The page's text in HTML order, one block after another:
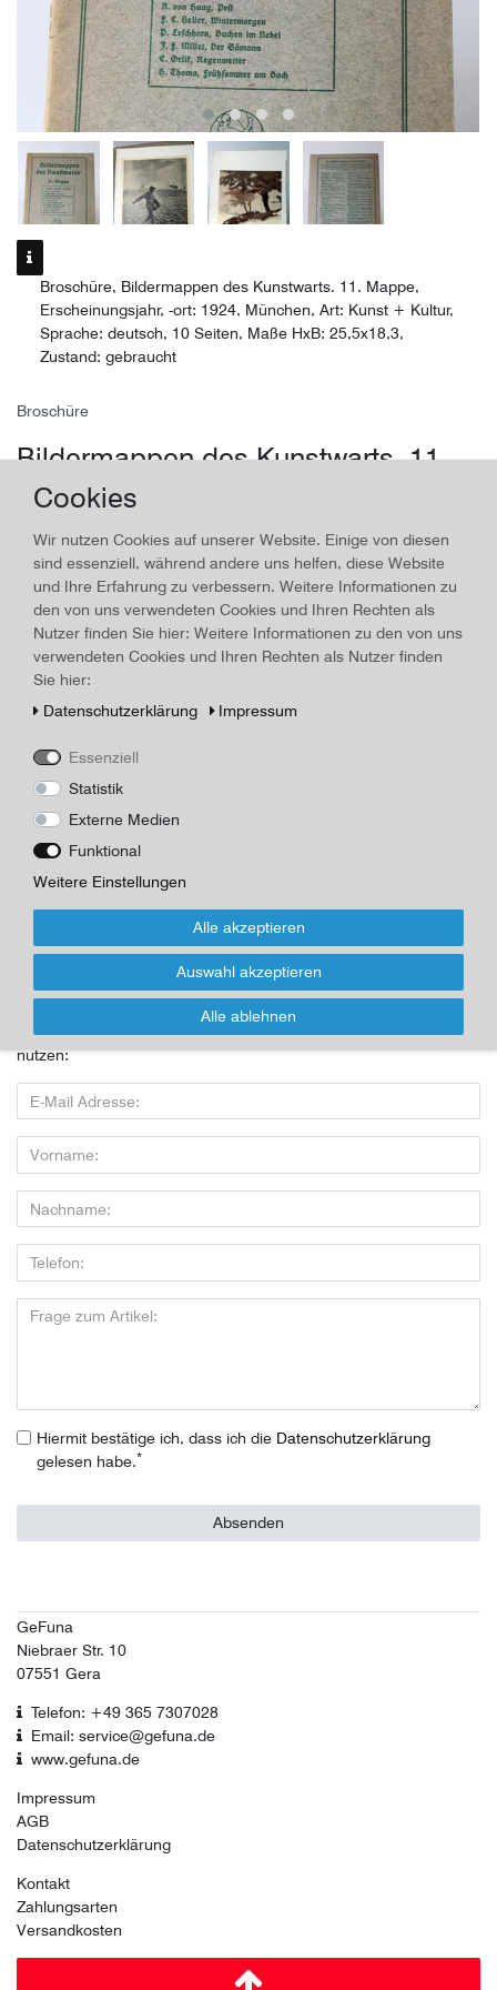
Broschüre, Bildermappen des Kunstwarts. 11. Mappe,
Erscheinungsjahr, -ort: 1924, München, Art: Kunst + Kultur,
Sprache: deutsch, 10 Seiten, Maße HxB: 25,5x18,3,
Zustand: gebraucht
Broschüre
Bildermappen des Kunstwarts. 11.
Mappe
Land/Ort: München , Erscheinungsjahr: 1924
Technisches
Merkmal
Art.-ID 16272
Beschreibung
Georg D. W. Callwey: Bildermappen des Kunstwarts. 11. Mappe.
10 Bilder., Kunstwart Callwey: München, 1924. 10 Bilder
Seiten.25,5 cm x 18,3 cm., Umschlag leicht nachgedunkelt, keine
Herausgeber/Autor
Broschüre
18,00 EUR
Für Infos zum Artikel oder Kauf, bitte Formular
nutzen!
Wenn Sie den Artikel kaufen möchten, dann bitte das Formular
nutzen:
Hiermit bestätige ich, dass ich die Daten­schutz­erklärung
gelesen habe.*
Absenden
GeFuna
Niebraer Str. 10
07551 Gera
Telefon: +49 365 7307028
Email: service@gefuna.de
www.gefuna.de
Impressum
AGB
Datenschutzerklärung
Kontakt
Zahlungsarten
Versandkosten
Cookies
Wir nutzen Cookies auf unserer Website. Einige von diesen
sind essenziell, während andere uns helfen, diese Website
und Ihre Erfahrung zu verbessern. Weitere Informationen zu
den von uns verwendeten Cookies und Ihren Rechten als
Nutzer finden Sie hier: Weitere Informationen zu den von uns
verwendeten Cookies und Ihren Rechten als Nutzer finden
Sie hier:
Daten­schutz­erklärung
Impressum
Essenziell
Statistik
Externe Medien
Funktional
Weitere Einstellungen
Alle akzeptieren
Auswahl akzeptieren
Alle ablehnen